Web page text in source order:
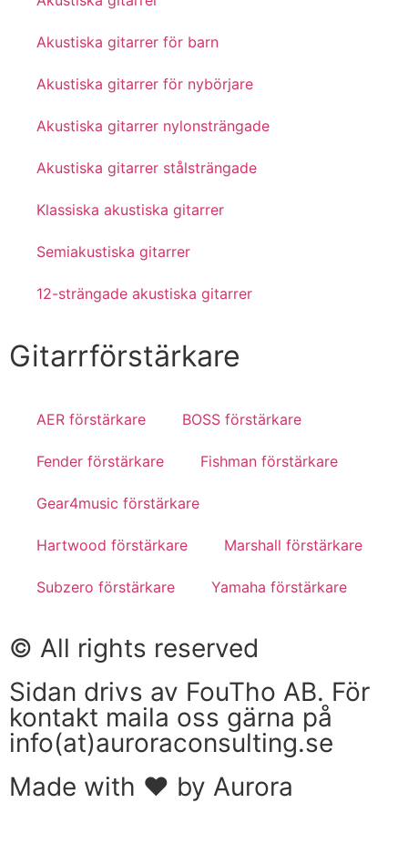
Akustiska gitarrer för barn
Akustiska gitarrer för nybörjare
Akustiska gitarrer nylonsträngade
Akustiska gitarrer stålsträngade
Klassiska akustiska gitarrer
Semiakustiska gitarrer
12-strängade akustiska gitarrer
Gitarrförstärkare
AER förstärkare BOSS förstärkare
Fender förstärkare Fishman förstärkare
Gear4music förstärkare
Hartwood förstärkare Marshall förstärkare
Subzero förstärkare Yamaha förstärkare
© All rights reserved
Sidan drivs av FouTho AB. För
kontakt maila oss gärna på
info(at)auroraconsulting.se
Made with ❤ by Aurora